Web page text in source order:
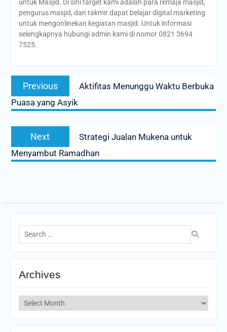
untuk Masjid. Di sini target kami adalah para remaja masjid,
pengurus masjid, dan takmir dapat belajar digital marketing
untuk mengonlinekan kegiatan masjid. Untuk informasi
selengkapnya hubungi admin kami di nomor 0821 3694
7525.
Post
navigation
Previous
post:
Aktifitas Menunggu Waktu Berbuka
Puasa yang Asyik
Next
post:
Strategi Jualan Mukena untuk
Menyambut Ramadhan
Search
for:
Archives
Archives